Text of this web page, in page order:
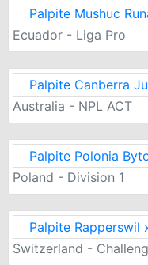
Palpite Mushuc
Ecuador - Liga Pro
Palpite Canberra
Australia - NPL ACT
Palpite Polonia
Poland - Division 1
Palpite Rapperswil
Switzerland -